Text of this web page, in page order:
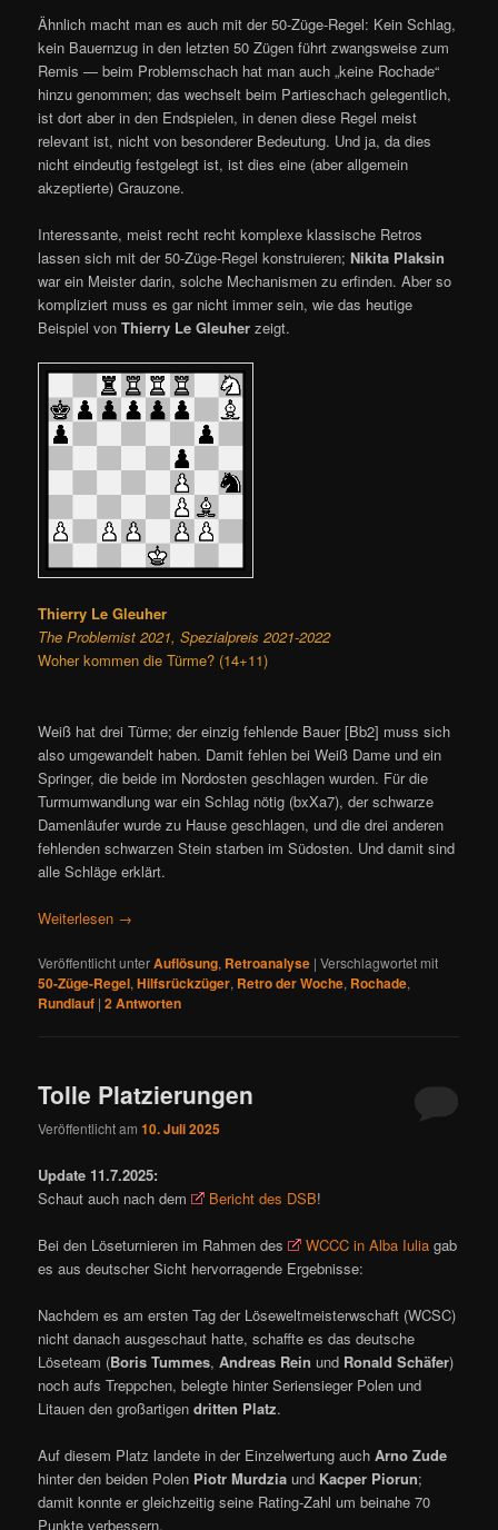
Ähnlich macht man es auch mit der 50-Züge-Regel: Kein Schlag,
kein Bauernzug in den letzten 50 Zügen führt zwangsweise zum
Remis — beim Problemschach hat man auch „keine Rochade“
hinzu genommen; das wechselt beim Partieschach gelegentlich,
ist dort aber in den Endspielen, in denen diese Regel meist
relevant ist, nicht von besonderer Bedeutung. Und ja, da dies
nicht eindeutig festgelegt ist, ist dies eine (aber allgemein
akzeptierte) Grauzone.
Interessante, meist recht recht komplexe klassische Retros
lassen sich mit der 50-Züge-Regel konstruieren; Nikita Plaksin
war ein Meister darin, solche Mechanismen zu erfinden. Aber so
kompliziert muss es gar nicht immer sein, wie das heutige
Beispiel vonThierry Le Gleuher zeigt.
Thierry Le Gleuher
The Problemist 2021, Spezialpreis 2021-2022
Woher kommen die Türme? (14+11)
Weiß hat drei Türme; der einzig fehlende Bauer [Bb2] muss sich
also umgewandelt haben. Damit fehlen bei Weiß Dame und ein
Springer, die beide im Nordosten geschlagen wurden. Für die
Turmumwandlung war ein Schlag nötig (bxXa7), der schwarze
Damenläufer wurde zu Hause geschlagen, und die drei anderen
fehlenden schwarzen Stein starben im Südosten. Und damit sind
alle Schläge erklärt.
Weiterlesen →
Veröffentlicht unterAuflösung, Retroanalyse |Verschlagwortet mit
50-Züge-Regel,Hilfsrückzüger, Retro der Woche, Rochade,
Rundlauf |2Antworten
Tolle Platzierungen
Veröffentlicht am10. Juli 2025
Update 11.7.2025:
Schaut auch nach dem
Bericht des DSB!
Bei den Löseturnieren im Rahmen des WCCC in Alba Iulia gab
es aus deutscher Sicht hervorragende Ergebnisse:
Nachdem es am ersten Tag der Löseweltmeisterwschaft (WCSC)
nicht danach ausgeschaut hatte, schaffte es das deutsche
Löseteam (Boris Tummes,Andreas Rein und Ronald Schäfer)
noch aufs Treppchen, belegte hinter Seriensieger Polen und
Litauen den großartigendritten Platz.
Auf diesem Platz landete in der Einzelwertung auchArno Zude
hinter den beiden Polen Piotr Murdzia und Kacper Piorun;
damit konnte er gleichzeitig seine Rating-Zahl um beinahe 70
Punkte verbessern.